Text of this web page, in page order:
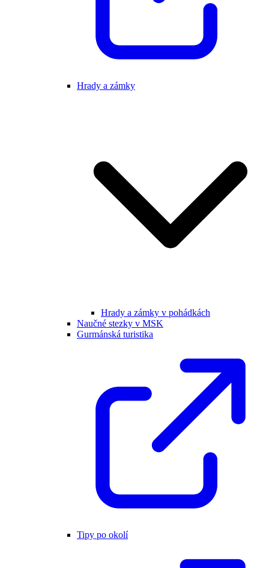
Hrady a zámky
Hrady a zámky v pohádkách
Naučné stezky v MSK
Gurmánská turistika
Tipy po okolí